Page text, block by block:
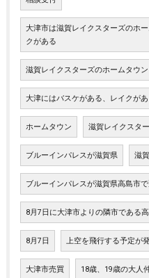
大津市は滋賀レイクスターズのホ
クがある
滋賀レイクスターズのホームタウン
大津にはバスケがある、レイクがあ
ホームタウン 滋賀レイクスタ
ブルーインパレスが滋賀県 滋
ブルーインパレスが滋賀県高島市
8月7日に大津市よりの隣市である
8月7日 上空を飛行する予定が
大津市売買 18歳、19歳の大人